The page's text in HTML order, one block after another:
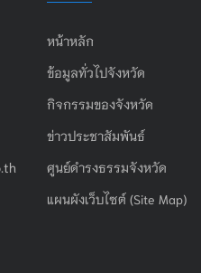
หน้าหลัก
ข้อมูลทั่วไปจังหวัด
กิจกรรมของจังหวัด
ข่าวประชาสัมพันธ์
ศูนย์ดำรงธรรมจังหวัด
แผนผังเว็บไซต์ (Site Map)